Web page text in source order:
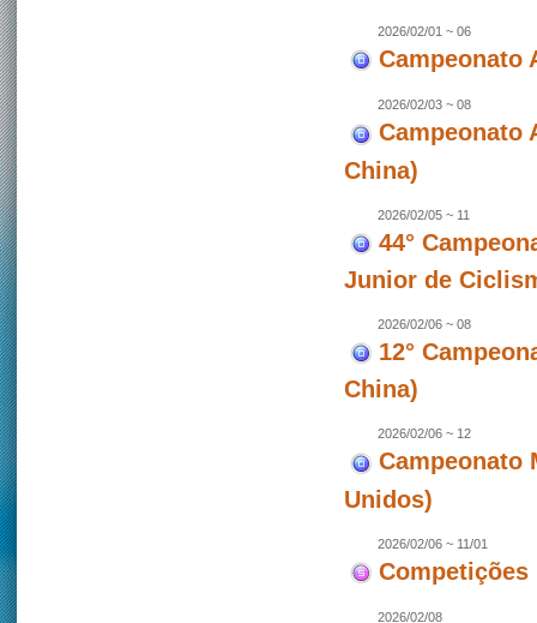
2026/02/01 ~ 06
Campeonato
2026/02/03 ~ 08
Campeonato
China)
2026/02/05 ~ 11
44°
Junior de
2026/02/06 ~ 08
12°
China)
2026/02/06 ~ 12
Campeonato
Unidos)
2026/02/06 ~ 11/01
Competições
2026/02/08